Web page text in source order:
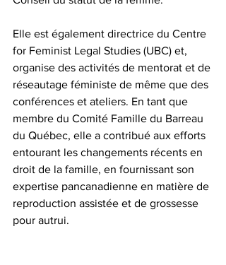
Elle est également directrice du Centre
for Feminist Legal Studies (UBC) et,
organise des activités de mentorat et de
réseautage féministe de même que des
conférences et ateliers. En tant que
membre du Comité Famille du Barreau
du Québec, elle a contribué aux efforts
entourant les changements récents en
droit de la famille, en fournissant son
expertise pancanadienne en matière de
reproduction assistée et de grossesse
pour autrui.